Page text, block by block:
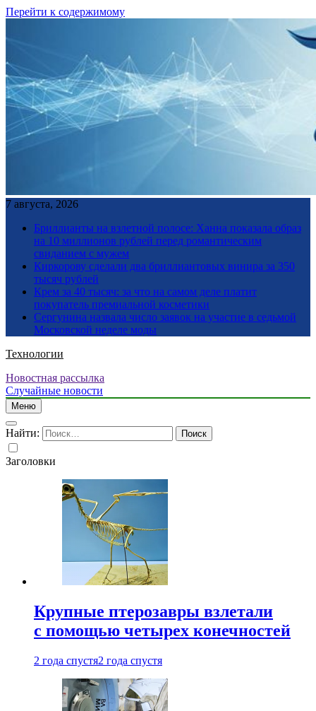
Перейти к содержимому
7 августа, 2026
Бриллианты на взлетной полосе: Ханна показала образ
на 10 миллионов рублей перед романтическим
свиданием с мужем
Киркорову сделали два бриллиантовых винира за 350
тысяч рублей
Крем за 40 тысяч: за что на самом деле платит
покупатель премиальной косметики
Сергунина назвала число заявок на участие в седьмой
Московской неделе моды
Технологии
Новостная рассылка
Случайные новости
Меню
Найти:
Заголовки
Крупные птерозавры взлетали
с помощью четырех конечностей
2 года спустя2 года спустя